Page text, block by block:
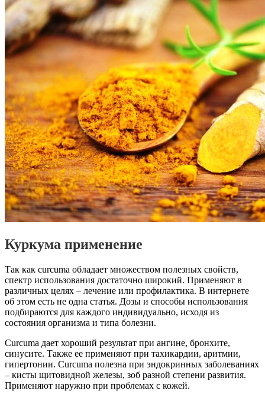
Куркума применение
Так как curcuma обладает множеством полезных свойств,
спектр использования достаточно широкий. Применяют в
различных целях – лечение или профилактика. В интернете
об этом есть не одна статья. Дозы и способы использования
подбираются для каждого индивидуально, исходя из
состояния организма и типа болезни.
Curcuma дает хороший результат при ангине, бронхите,
синусите. Также ее применяют при тахикардии, аритмии,
гипертонии. Curcuma полезна при эндокринных заболеваниях
– кисты щитовидной железы, зоб разной степени развития.
Применяют наружно при проблемах с кожей.